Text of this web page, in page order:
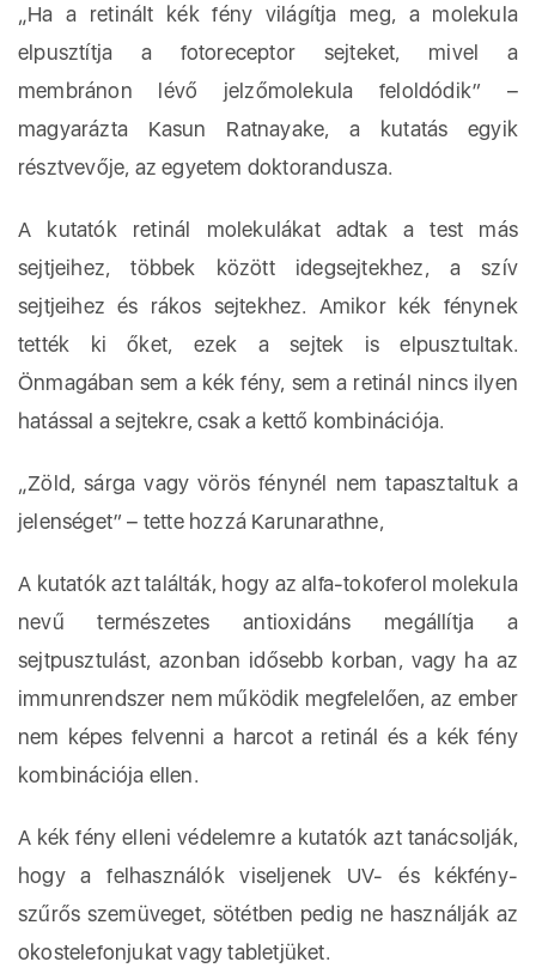
„Ha a retinált kék fény világítja meg, a molekula
elpusztítja a fotoreceptor sejteket, mivel a
membránon lévő jelzőmolekula feloldódik” –
magyarázta Kasun Ratnayake, a kutatás egyik
résztvevője, az egyetem doktorandusza.
A kutatók retinál molekulákat adtak a test más
sejtjeihez, többek között idegsejtekhez, a szív
sejtjeihez és rákos sejtekhez. Amikor kék fénynek
tették ki őket, ezek a sejtek is elpusztultak.
Önmagában sem a kék fény, sem a retinál nincs ilyen
hatással a sejtekre, csak a kettő kombinációja.
„Zöld, sárga vagy vörös fénynél nem tapasztaltuk a
jelenséget” – tette hozzá Karunarathne,
A kutatók azt találták, hogy az alfa-tokoferol molekula
nevű természetes antioxidáns megállítja a
sejtpusztulást, azonban idősebb korban, vagy ha az
immunrendszer nem működik megfelelően, az ember
nem képes felvenni a harcot a retinál és a kék fény
kombinációja ellen.
A kék fény elleni védelemre a kutatók azt tanácsolják,
hogy a felhasználók viseljenek UV- és kékfény-
szűrős szemüveget, sötétben pedig ne használják az
okostelefonjukat vagy tabletjüket.